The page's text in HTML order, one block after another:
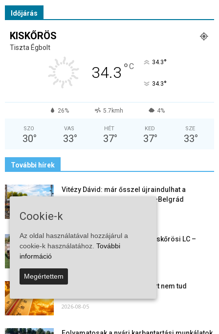
Időjárás
KISKŐRÖS
Tiszta Égbolt
34.3 °C 34.3°
34.3°
26% 5.7kmh 4%
SZO
30°
VAS
33°
HÉT
37°
KED
37°
SZE
33°
További hírek
Vitézy Dávid: már ősszel újraindulhat a
személyszállítás a Budapest–Belgrád
2026-08-06
Megkezdte a felkészülést a Kiskőrösi LC –
együtt maradt a keret,...
Mi történik Európa felett? Ezért nem tud
2026-08-05
Cookie-k
Az oldal használatával hozzájárul a
cookie-k használatához. További
információ
Megértettem